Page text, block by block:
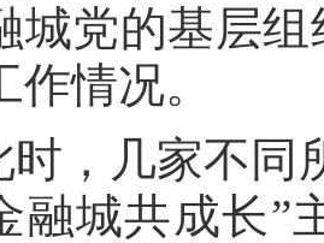
城党的基层
作情况。
时，几家不同
融城共成长”